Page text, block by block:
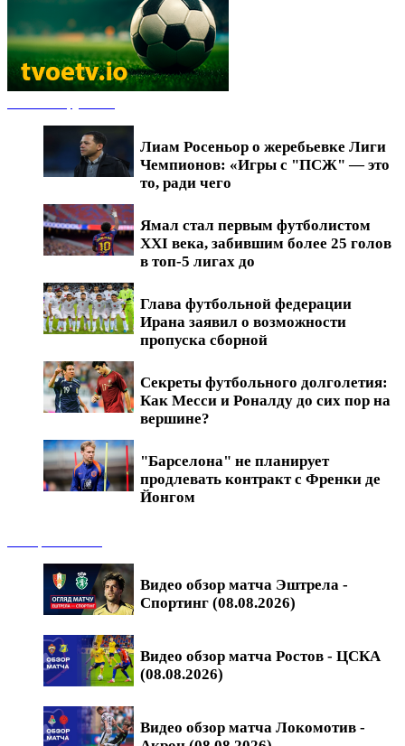
Лиам Росеньор о жеребьевке Лиги
Чемпионов: «Игры с "ПСЖ" — это
то, ради чего
Ямал стал первым футболистом
XXI века, забившим более 25 голов
в топ-5 лигах до
Глава футбольной федерации
Ирана заявил о возможности
пропуска сборной
Секреты футбольного долголетия:
Как Месси и Роналду до сих пор на
вершине?
"Барселона" не планирует
продлевать контракт с Френки де
Йонгом
Видео обзор матча Эштрела -
Спортинг (08.08.2026)
Видео обзор матча Ростов - ЦСКА
(08.08.2026)
Видео обзор матча Локомотив -